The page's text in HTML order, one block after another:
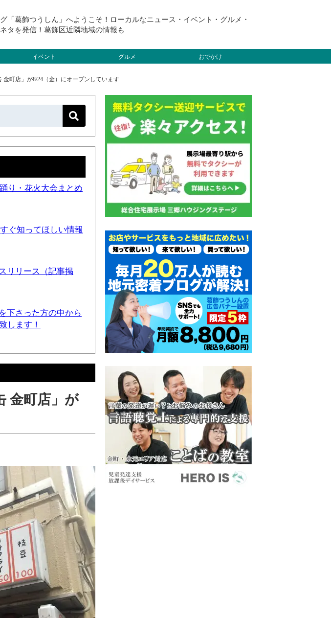
「葛飾つうしん」へようこそ！ローカルなニュース・イベント・グルメ・
タを発信！葛飾区近隣地域の情報も
イベント グルメ おでかけ
町店」が8/24（金）にオープンしています
り・花火大会まとめ
ぐ知ってほしい情報
リリース（記事掲
下さった方の中から
します！
金町店」が